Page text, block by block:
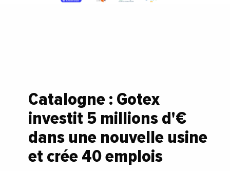
Catalogne : Gotex
investit 5 millions d'€
dans une nouvelle usine
et crée 40 emplois